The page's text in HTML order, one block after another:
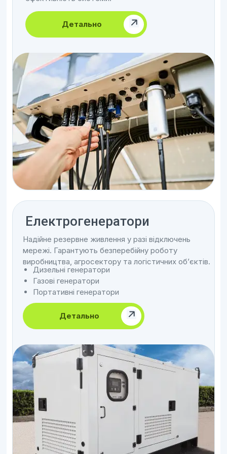
Детально
Електрогенератори
Надійне резервне живлення у разі відключень
мережі. Гарантують безперебійну роботу
виробництва, агросектору та логістичних об’єктів.
Дизельні генератори
Газові генератори
Портативні генератори
Детально